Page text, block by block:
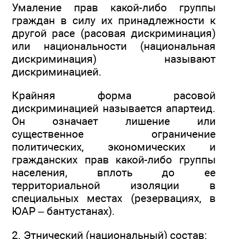
Умаление прав какой-либо группы
граждан в силу их принадлежности к
другой расе (расовая дискриминация)
или национальности (национальная
дискриминация) называют
дискриминацией.
Крайняя форма расовой
дискриминацией называется апартеид.
Он означает лишение или
существенное ограничение
политических, экономических и
гражданских прав какой-либо группы
населения, вплоть до ее
территориальной изоляции в
специальных местах (резервациях, в
ЮАР – бантустанах).
2. Этнический (национальный) состав: